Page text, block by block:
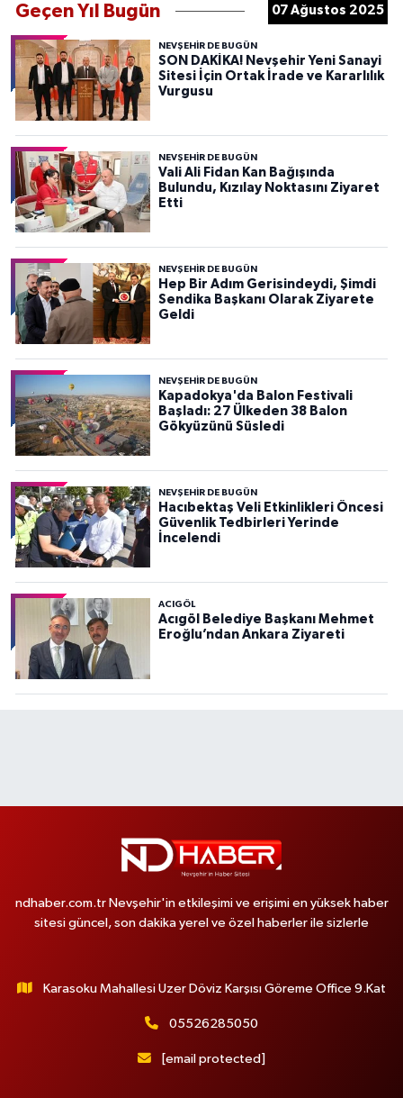
Geçen Yıl Bugün 07 Ağustos 2025
NEVŞEHIR DE BUGÜN
SON DAKİKA! Nevşehir Yeni Sanayi
Sitesi İçin Ortak İrade ve Kararlılık
Vurgusu
NEVŞEHIR DE BUGÜN
Vali Ali Fidan Kan Bağışında
Bulundu, Kızılay Noktasını Ziyaret
Etti
NEVŞEHIR DE BUGÜN
Hep Bir Adım Gerisindeydi, Şimdi
Sendika Başkanı Olarak Ziyarete
Geldi
NEVŞEHIR DE BUGÜN
Kapadokya'da Balon Festivali
Başladı: 27 Ülkeden 38 Balon
Gökyüzünü Süsledi
NEVŞEHIR DE BUGÜN
Hacıbektaş Veli Etkinlikleri Öncesi
Güvenlik Tedbirleri Yerinde
İncelendi
ACIGÖL
Acıgöl Belediye Başkanı Mehmet
Eroğlu’ndan Ankara Ziyareti
ndhaber.com.tr Nevşehir'in etkileşimi ve erişimi en yüksek haber
sitesi güncel, son dakika yerel ve özel haberler ile sizlerle
Karasoku Mahallesi Uzer Döviz Karşısı Göreme Office 9.Kat
05526285050
[email protected]